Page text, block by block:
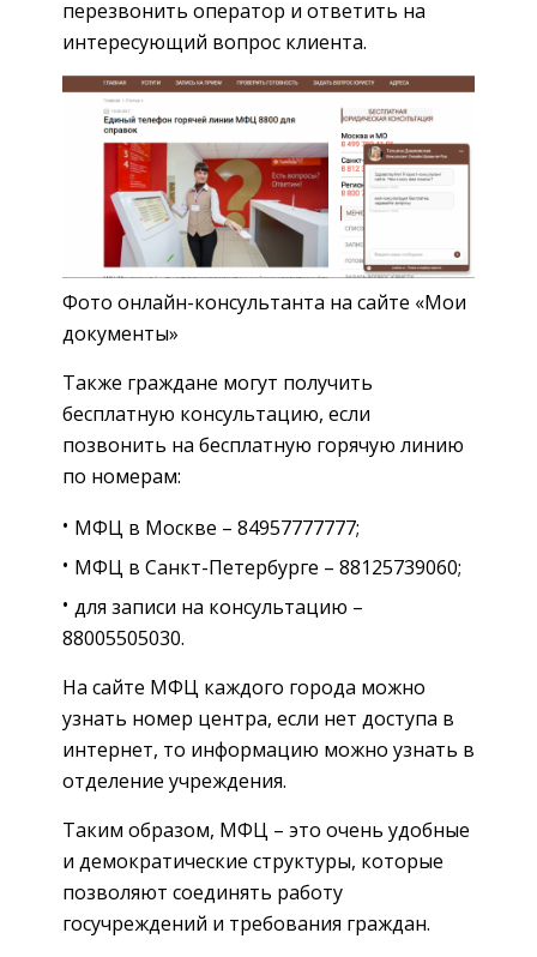
перезвонить оператор и ответить на
интересующий вопрос клиента.
Фото онлайн-консультанта на сайте «Мои
документы»
Также граждане могут получить
бесплатную консультацию, если
позвонить на бесплатную горячую линию
по номерам:
МФЦ в Москве – 84957777777;
МФЦ в Санкт-Петербурге – 88125739060;
для записи на консультацию –
88005505030‬‭‬.‬
На сайте МФЦ каждого города можно
узнать номер центра, если нет доступа в
интернет, то информацию можно узнать в
отделение учреждения.
Таким образом, МФЦ – это очень удобные
и демократические структуры, которые
позволяют соединять работу
госучреждений и требования граждан.